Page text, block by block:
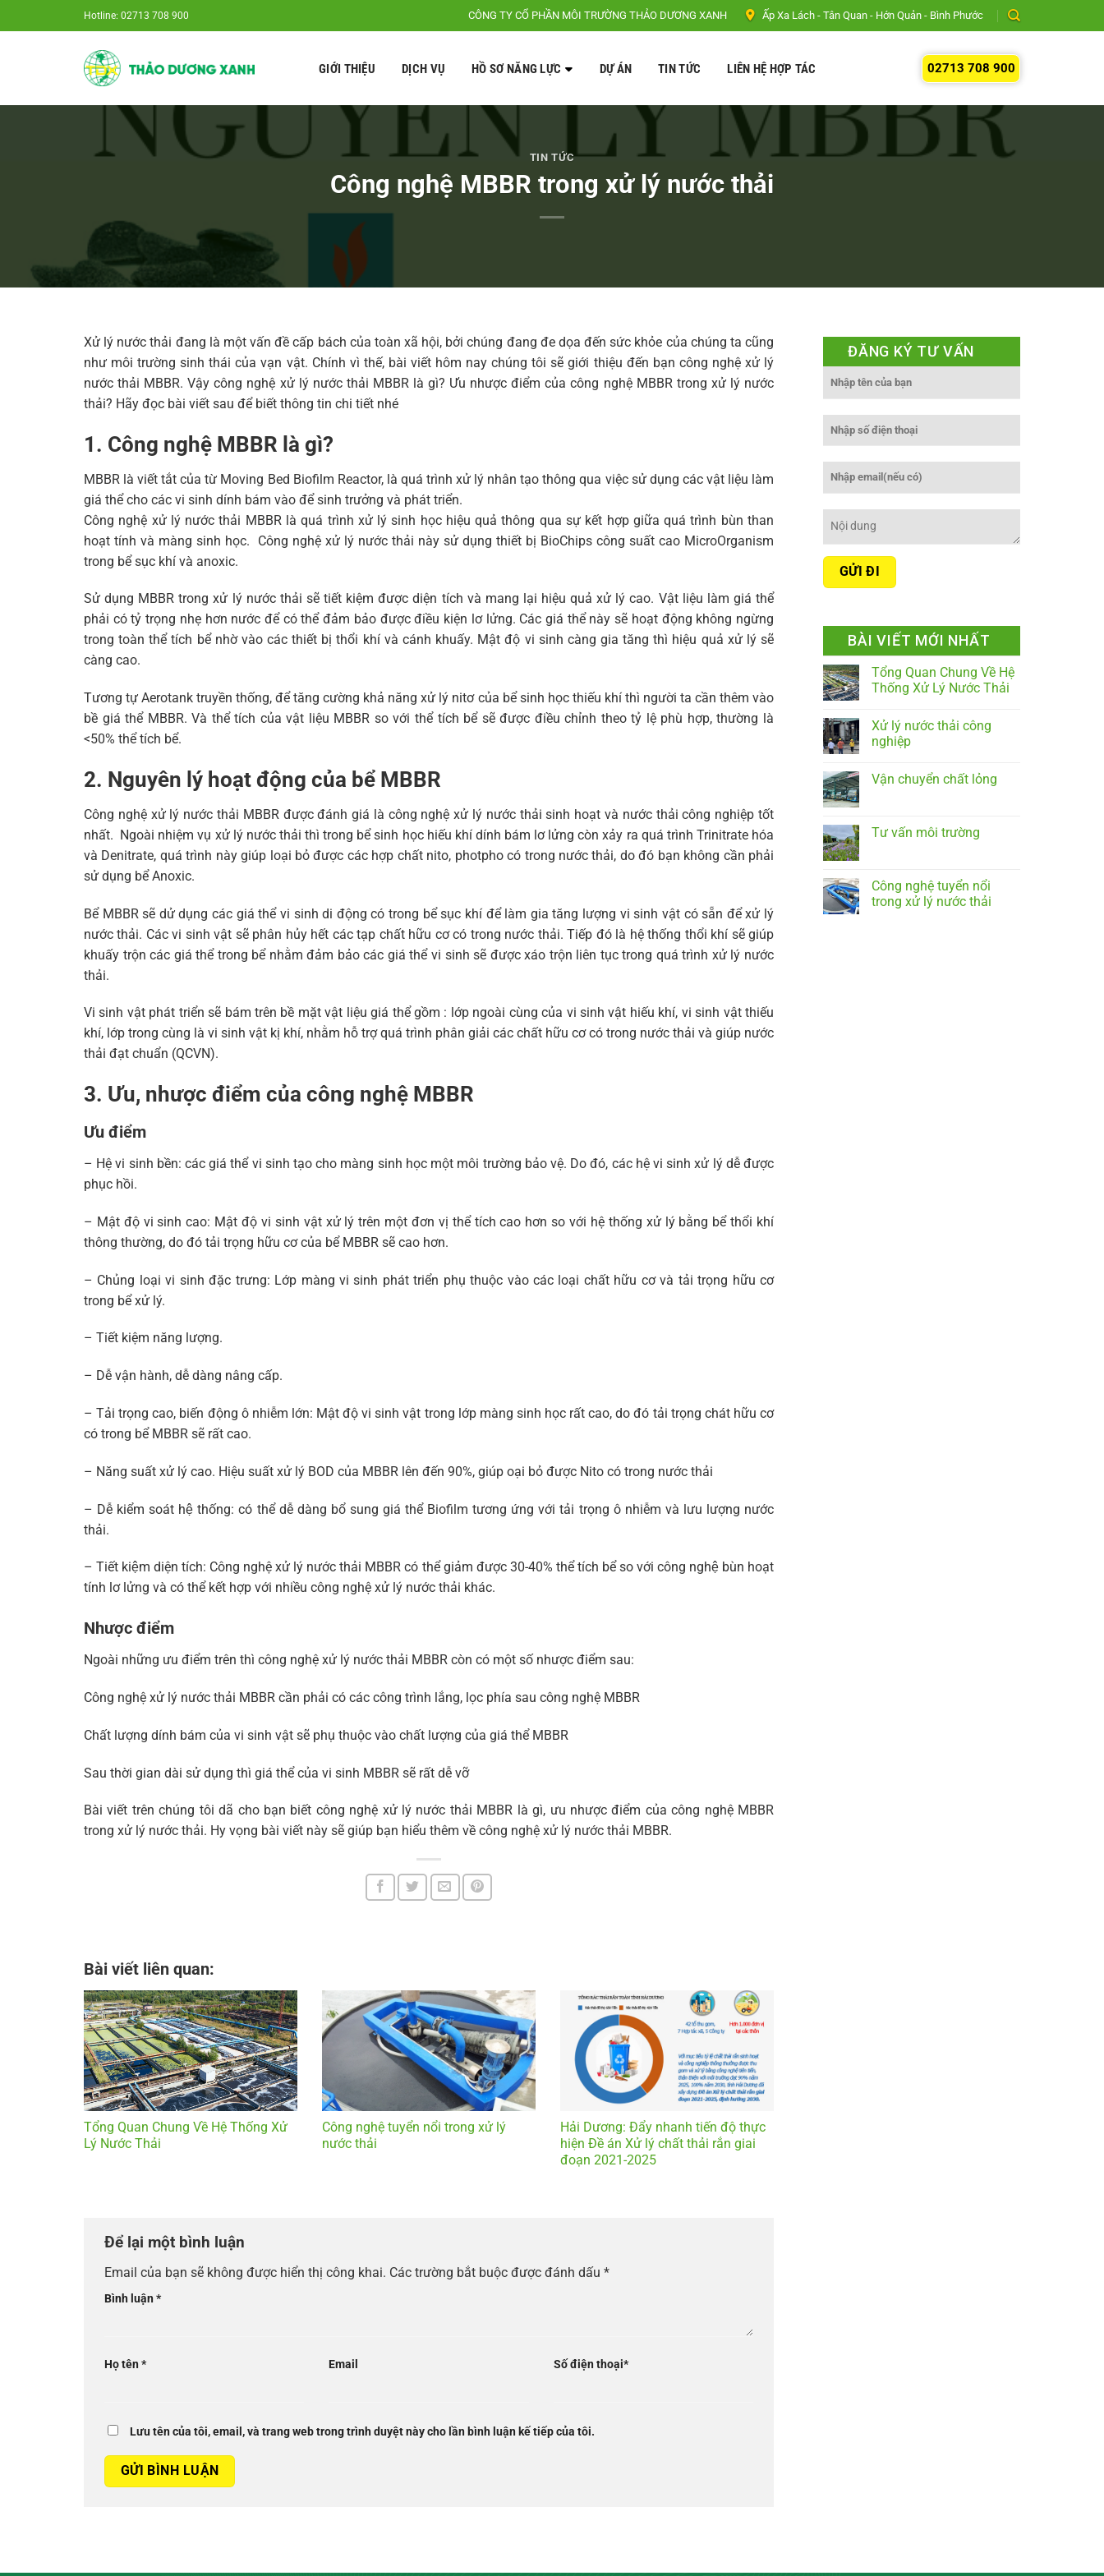
đến
Hotline: 02713 708 900 CÔNG TY CỔ PHẦN MÔI TRƯỜNG THẢO DƯƠNG XANH Ấp Xa Lách - Tân Quan - Hớn Quản - Bình Phước
GIỚI THIỆU DỊCH VỤ HỒ SƠ NĂNG LỰC DỰ ÁN TIN TỨC LIÊN HỆ HỢP TÁC 02713 708 900
TIN TỨC
Công nghệ MBBR trong xử lý nước thải
Xử lý nước thải đang là một vấn đề cấp bách của toàn xã hội, bởi chúng đang đe dọa đến sức khỏe của chúng ta cũng
như môi trường sinh thái của vạn vật. Chính vì thế, bài viết hôm nay chúng tôi sẽ giới thiệu đến bạn công nghệ xử lý
nước thải MBBR. Vậy công nghệ xử lý nước thải MBBR là gì? Ưu nhược điểm của công nghệ MBBR trong xử lý nước
thải? Hãy đọc bài viết sau để biết thông tin chi tiết nhé
1. Công nghệ MBBR là gì?
MBBR là viết tắt của từ Moving Bed Biofilm Reactor, là quá trình xử lý nhân tạo thông qua việc sử dụng các vật liệu làm
giá thể cho các vi sinh dính bám vào để sinh trưởng và phát triển.
Công nghệ xử lý nước thải MBBR là quá trình xử lý sinh học hiệu quả thông qua sự kết hợp giữa quá trình bùn than
hoạt tính và màng sinh học. Công nghệ xử lý nước thải này sử dụng thiết bị BioChips công suất cao MicroOrganism
trong bể sục khí và anoxic.
Sử dụng MBBR trong xử lý nước thải sẽ tiết kiệm được diện tích và mang lại hiệu quả xử lý cao. Vật liệu làm giá thể
phải có tỷ trọng nhẹ hơn nước để có thể đảm bảo được điều kiện lơ lửng. Các giá thể này sẽ hoạt động không ngừng
trong toàn thể tích bể nhờ vào các thiết bị thổi khí và cánh khuấy. Mật độ vi sinh càng gia tăng thì hiệu quả xử lý sẽ
càng cao.
Tương tự Aerotank truyền thống, để tăng cường khả năng xử lý nitơ của bể sinh học thiếu khí thì người ta cần thêm vào
bề giá thể MBBR. Và thể tích của vật liệu MBBR so với thể tích bể sẽ được điều chỉnh theo tỷ lệ phù hợp, thường là
<50% thể tích bể.
2. Nguyên lý hoạt động của bể MBBR
Công nghệ xử lý nước thải MBBR được đánh giá là công nghệ xử lý nước thải sinh hoạt và nước thải công nghiệp tốt
nhất. Ngoài nhiệm vụ xử lý nước thải thì trong bể sinh học hiếu khí dính bám lơ lửng còn xảy ra quá trình Trinitrate hóa
và Denitrate, quá trình này giúp loại bỏ được các hợp chất nito, photpho có trong nước thải, do đó bạn không cần phải
sử dụng bể Anoxic.
Bể MBBR sẽ dử dụng các giá thể vi sinh di động có trong bể sục khí để làm gia tăng lượng vi sinh vật có sẵn để xử lý
nước thải. Các vi sinh vật sẽ phân hủy hết các tạp chất hữu cơ có trong nước thải. Tiếp đó là hệ thống thổi khí sẽ giúp
khuấy trộn các giá thể trong bể nhằm đảm bảo các giá thể vi sinh sẽ được xáo trộn liên tục trong quá trình xử lý nước
thải.
Vi sinh vật phát triển sẽ bám trên bề mặt vật liệu giá thể gồm : lớp ngoài cùng của vi sinh vật hiếu khí, vi sinh vật thiếu
khí, lớp trong cùng là vi sinh vật kị khí, nhằm hỗ trợ quá trình phân giải các chất hữu cơ có trong nước thải và giúp nước
thải đạt chuẩn (QCVN).
3. Ưu, nhược điểm của công nghệ MBBR
Ưu điểm
– Hệ vi sinh bền: các giá thể vi sinh tạo cho màng sinh học một môi trường bảo vệ. Do đó, các hệ vi sinh xử lý dễ được
phục hồi.
– Mật độ vi sinh cao: Mật độ vi sinh vật xử lý trên một đơn vị thể tích cao hơn so với hệ thống xử lý bằng bể thổi khí
thông thường, do đó tải trọng hữu cơ của bể MBBR sẽ cao hơn.
– Chủng loại vi sinh đặc trưng: Lớp màng vi sinh phát triển phụ thuộc vào các loại chất hữu cơ và tải trọng hữu cơ
trong bể xử lý.
– Tiết kiệm năng lượng.
– Dễ vận hành, dễ dàng nâng cấp.
– Tải trọng cao, biến động ô nhiễm lớn: Mật độ vi sinh vật trong lớp màng sinh học rất cao, do đó tải trọng chát hữu cơ
có trong bể MBBR sẽ rất cao.
– Năng suất xử lý cao. Hiệu suất xử lý BOD của MBBR lên đến 90%, giúp oại bỏ được Nito có trong nước thải
– Dễ kiểm soát hệ thống: có thể dễ dàng bổ sung giá thể Biofilm tương ứng với tải trọng ô nhiễm và lưu lượng nước
thải.
– Tiết kiệm diện tích: Công nghệ xử lý nước thải MBBR có thể giảm được 30-40% thể tích bể so với công nghệ bùn hoạt
tính lơ lửng và có thể kết hợp với nhiều công nghệ xử lý nước thải khác.
Nhược điểm
Ngoài những ưu điểm trên thì công nghệ xử lý nước thải MBBR còn có một số nhược điểm sau:
Công nghệ xử lý nước thải MBBR cần phải có các công trình lắng, lọc phía sau công nghệ MBBR
Chất lượng dính bám của vi sinh vật sẽ phụ thuộc vào chất lượng của giá thể MBBR
Sau thời gian dài sử dụng thì giá thể của vi sinh MBBR sẽ rất dễ vỡ
Bài viết trên chúng tôi dã cho bạn biết công nghệ xử lý nước thải MBBR là gì, ưu nhược điểm của công nghệ MBBR
trong xử lý nước thải. Hy vọng bài viết này sẽ giúp bạn hiểu thêm về công nghệ xử lý nước thải MBBR.
Bài viết liên quan:
Tổng Quan Chung Về Hệ Thống Xử
Lý Nước Thải
Công nghệ tuyển nổi trong xử lý
nước thải
Hải Dương: Đẩy nhanh tiến độ thực
hiện Đề án Xử lý chất thải rắn giai
đoạn 2021-2025
Để lại một bình luận
Email của bạn sẽ không được hiển thị công khai. Các trường bắt buộc được đánh dấu *
Bình luận*
Họ tên* Email Số điện thoại*
Lưu tên của tôi, email, và trang web trong trình duyệt này cho lần bình luận kế tiếp của tôi.
ĐĂNG KÝ TƯ VẤN
BÀI VIẾT MỚI NHẤT
Tổng Quan Chung Về Hệ
Thống Xử Lý Nước Thải
Xử lý nước thải công
nghiệp
Vận chuyển chất lỏng
Tư vấn môi trường
Công nghệ tuyển nổi
trong xử lý nước thải